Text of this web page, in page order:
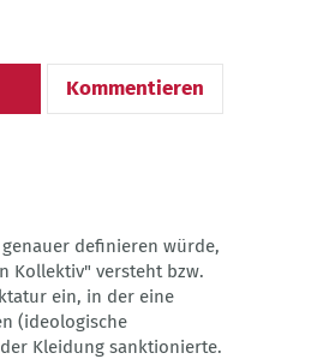
Kommentieren
definieren würde,
Kollektiv" versteht bzw.
ein, in der eine
(ideologische
Kleidung sanktionierte.